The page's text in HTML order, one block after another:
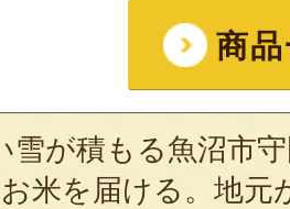
商
雪が積もる魚沼市
米を届ける。地元